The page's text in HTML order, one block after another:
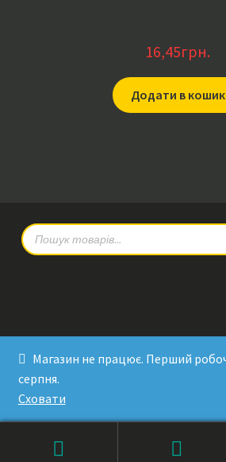
Магазин не працює. Перший
серпня.
Сховати
16,45грн.
Додати в кошик
Products
search
Developed by Sergey